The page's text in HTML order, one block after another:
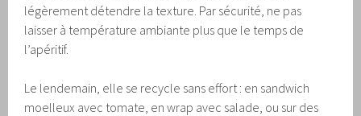
légèrement détendre la texture. Par sécurité, ne pas
laisser à température ambiante plus que le temps de
l’apéritif.
Le lendemain, elle se recycle sans effort : en sandwich
moelleux avec tomate, en wrap avec salade, ou sur des